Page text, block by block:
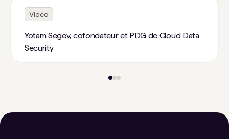
Vidéo
Yotam Segev, cofondateur et PDG de Cloud Data
Security